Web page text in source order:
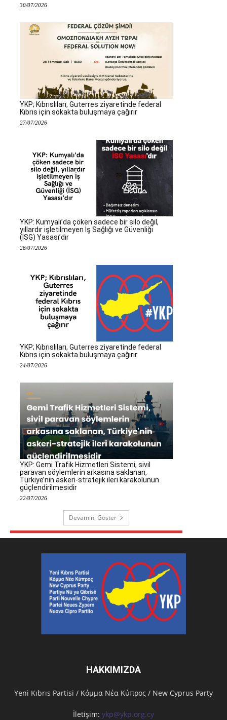
30/07/2026
YKP; Kıbrıslıları, Guterres ziyaretinde federal
Kıbrıs için sokakta buluşmaya çağırır
27/07/2026
YKP: Kumyalı’da çöken sadece bir silo değil,
yıllardır işletilmeyen İş Sağlığı ve Güvenliği
(İSG) Yasası’dır
26/07/2026
YKP; Kıbrıslıları, Guterres ziyaretinde federal
Kıbrıs için sokakta buluşmaya çağırır
24/07/2026
YKP: Gemi Trafik Hizmetleri Sistemi, sivil
paravan söylemlerin arkasına saklanan,
Türkiye’nin askeri-stratejik ileri karakolunun
güçlendirilmesidir
22/07/2026
Devamını Göster
HAKKIMIZDA
Υeni Kıbrıs Partisi / Κόμμα Νέα Κύπρος / New Cyprus Party
İletişim: ykp@ykp.org.cy